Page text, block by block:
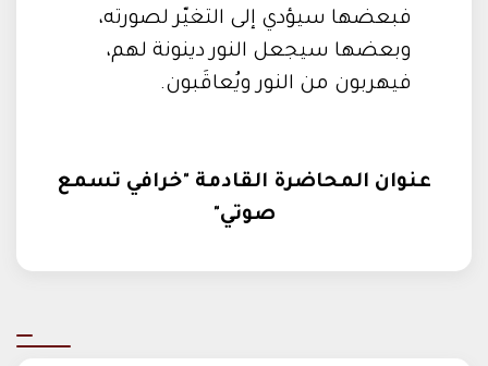
فبعضها سيؤدي إلى التغيّر لصورته،
وبعضها سيجعل النور دينونة لهم،
فيهربون من النور ويُعاقَبون.
عنوان المحاضرة القادمة "خرافي تسمع
صوتي"